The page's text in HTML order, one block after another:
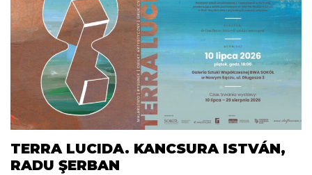
TERRA LUCIDA. KANCSURA ISTVÁN,
RADU ŞERBAN